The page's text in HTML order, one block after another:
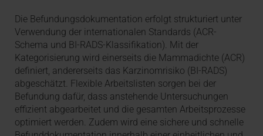
Die Befundungsdokumentation erfolgt strukturiert unter
Verwendung der internationalen Standards (ACR-
Schema und BI-RADS-Klassifikation). Mit der
Kategorisierung wird einerseits die Mammadichte (ACR)
definiert, andererseits das Karzinomrisiko (BI-RADS)
abgeschätzt. Flexible Arbeitslisten sorgen bei der
Befundung dafür, dass anstehende Untersuchungen
effizient abgearbeitet und die gesamten Arbeitsprozesse
optimiert werden. Zudem wird eine sichere und schnelle